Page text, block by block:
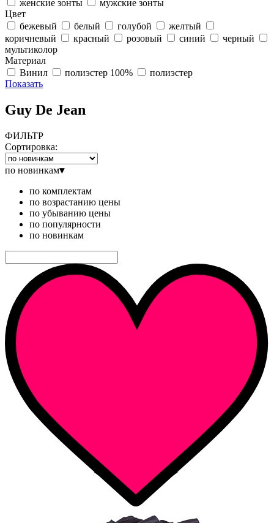
женские зонты
мужские зонты
Цвет
бежевый
белый голубой
желтый
коричневый
красный розовый синий
черный
мультиколор
Материал
Винил
полиэстер 100%
полиэстер
Показать
Guy De Jean
ФИЛЬТР
Сортировка:
по новинкам▾
по комплектам
по возрастанию цены
по убыванию цены
по популярности
по новинкам